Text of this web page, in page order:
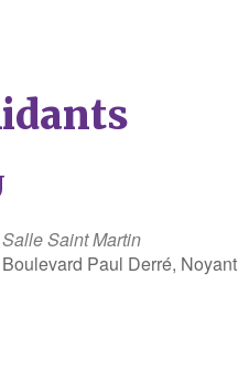
Salle Saint Martin
Boulevard Paul Derré, Noyant